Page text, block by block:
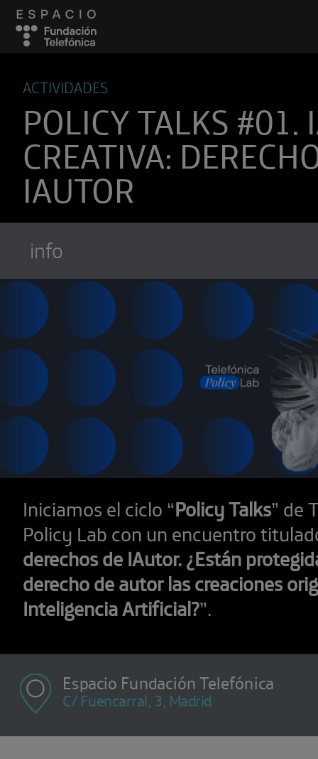
ACTIVIDADES
POLICY TALKS #01.
CREATIVA:
IAUTOR
info
Iniciamos el ciclo “Policy Talks” de
Policy Lab con un encuentro
derechos de IAutor. ¿Están
derecho de autor las creaciones
Inteligencia Artificial?”.
Espacio Fundación Telefónica
C/ Fuencarral, 3, Madrid